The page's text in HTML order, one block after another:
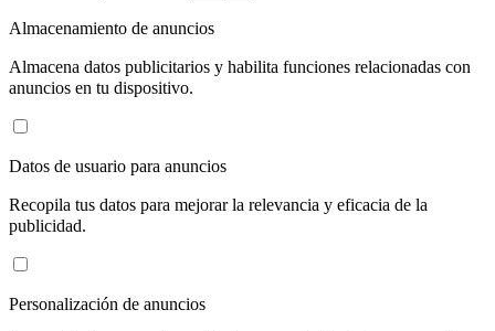
Almacenamiento de anuncios
Almacena datos publicitarios y habilita funciones relacionadas con
anuncios en tu dispositivo.
Datos de usuario para anuncios
Recopila tus datos para mejorar la relevancia y eficacia de la
publicidad.
Personalización de anuncios